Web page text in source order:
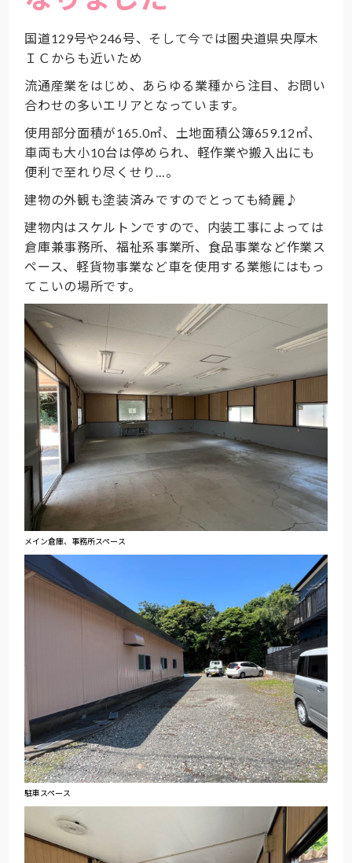
国道129号や246号、そして今では圏央道県央厚木
ＩＣからも近いため
流通産業をはじめ、あらゆる業種から注目、お問い
合わせの多いエリアとなっています。
使用部分面積が165.0㎡、土地面積公簿659.12㎡、
車両も大小10台は停められ、軽作業や搬入出にも
便利で至れり尽くせり…。
建物の外観も塗装済みですのでとっても綺麗♪
建物内はスケルトンですので、内装工事によっては
倉庫兼事務所、福祉系事業所、食品事業など作業ス
ペース、軽貨物事業など車を使用する業態にはもっ
てこいの場所です。
メイン倉庫、事務所スペース
駐車スペース